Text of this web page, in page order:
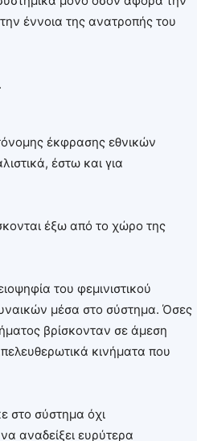
έννοια της ανατροπής του
έκφρασης εθνικών
έστω και για
έξω από το χώρο της
του φεμινιστικού
μέσα στο σύστημα. Όσες
βρίσκονταν σε άμεση
κινήματα που
στο σύστημα όχι
αναδείξει ευρύτερα